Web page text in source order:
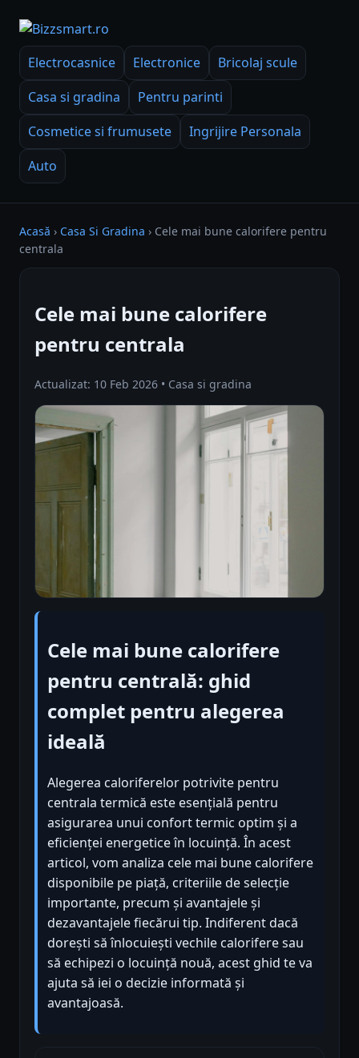
Electrocasnice Electronice
Bricolaj scule
Casa si gradina
Pentru parinti
Cosmetice si frumusete
Ingrijire Personala
Auto
Acasă › Casa Si Gradina › Cele mai bune calorifere pentru
centrala
Cele mai bune calorifere
pentru centrala
Actualizat: 10 Feb 2026 • Casa si gradina
Cele mai bune calorifere
pentru centrală: ghid
complet pentru alegerea
ideală
Alegerea caloriferelor potrivite pentru
centrala termică este esențială pentru
asigurarea unui confort termic optim și a
eficienței energetice în locuință. În acest
articol, vom analiza cele mai bune calorifere
disponibile pe piață, criteriile de selecție
importante, precum și avantajele și
dezavantajele fiecărui tip. Indiferent dacă
dorești să înlocuiești vechile calorifere sau
să echipezi o locuință nouă, acest ghid te va
ajuta să iei o decizie informată și
avantajoasă.